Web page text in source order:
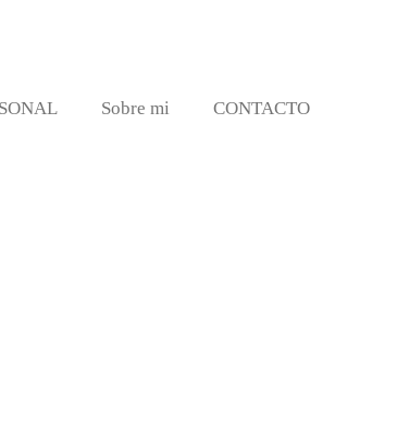
Sobre mi CONTACTO